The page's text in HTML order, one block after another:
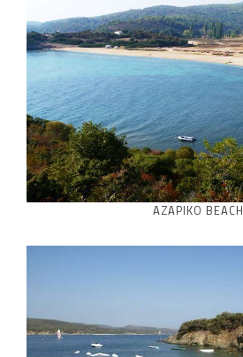
AZAPIKO BEACH